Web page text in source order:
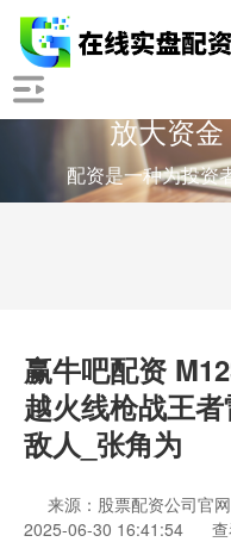
放大资
配资是一种为投资
赢牛吧配资
越火线枪战王者
敌人_张角为
来源：股票配资公司官网
2025-06-30 16:41:54